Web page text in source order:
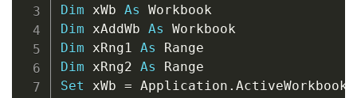
Dim xWb As
Dim xAddWb As
Dim xRng1 As
Dim xRng2 As
Set xWb = Application . ActiveWorkbook